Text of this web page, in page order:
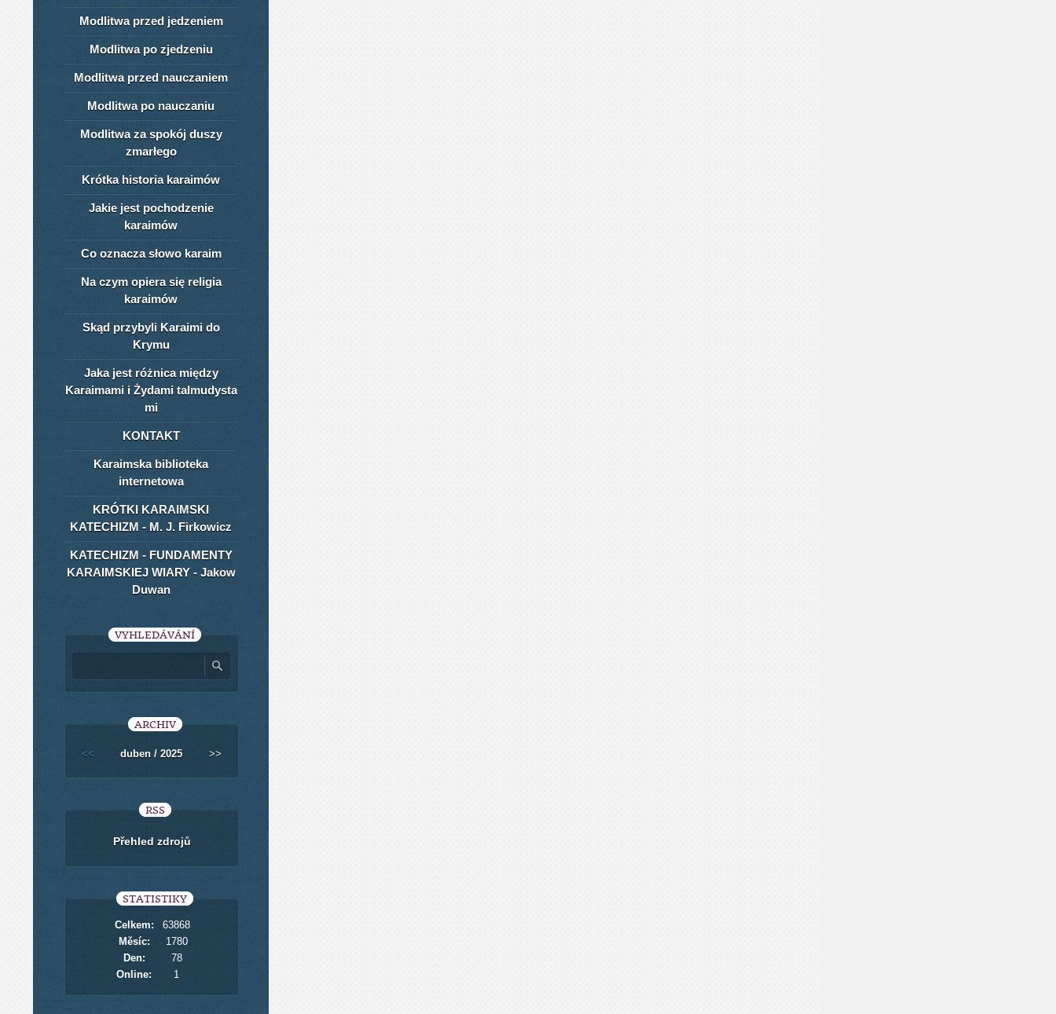
Modlitwa przed jedzeniem
Modlitwa po zjedzeniu
Modlitwa przed nauczaniem
Modlitwa po nauczaniu
Modlitwa za spokój duszy
zmarłego
Krótka historia karaimów
Jakie jest pochodzenie
karaimów
Co oznacza słowo karaim
Na czym opiera się religia
karaimów
Skąd przybyli Karaimi do
Krymu
Jaka jest różnica między
Karaimami i Żydami talmudysta​
mi
KONTAKT
Karaimska biblioteka
internetowa
KRÓTKI KARAIMSKI
KATECHIZM - M. J. Firkowicz
KATECHIZM - FUNDAMENTY
KARAIMSKIEJ WIARY - Jakow
Duwan
VYHLEDÁVÁNÍ
ARCHIV
<< duben / 2025 >>
RSS
Přehled zdrojů
STATISTIKY
Online: 1
Celkem:
63868
Měsíc:
1780
Den:
78